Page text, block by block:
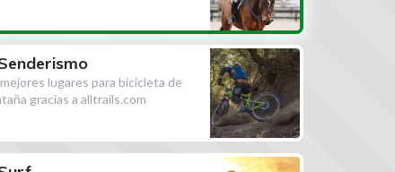
lugares para bicicleta de
gracias a alltrails.com